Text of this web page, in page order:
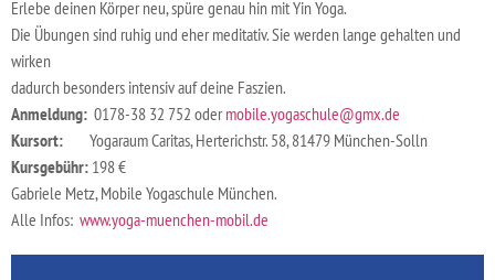
Erlebe deinen Körper neu, spüre genau hin mit Yin Yoga.
Die Übungen sind ruhig und eher meditativ. Sie werden lange gehalten und
wirken
dadurch besonders intensiv auf deine Faszien.
Anmeldung: 0178-38 32 752 odermobile.yogaschule@gmx.de
Kursort: Yogaraum Caritas, Herterichstr. 58, 81479 München-Solln
Kursgebühr: 198 €
Gabriele Metz, Mobile Yogaschule München.
Alle Infos: www.yoga-muenchen-mobil.de